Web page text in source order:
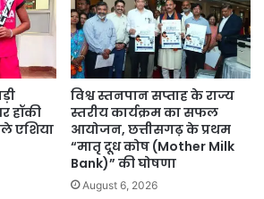
हॉकी
एशिया
विश्व स्तनपान सप्ताह के राज्य
स्तरीय कार्यक्रम का सफल
आयोजन, छत्तीसगढ़ के प्रथम
“मातृ दूध कोष (Mother Milk
Bank)” की घोषणा
August 6, 2026